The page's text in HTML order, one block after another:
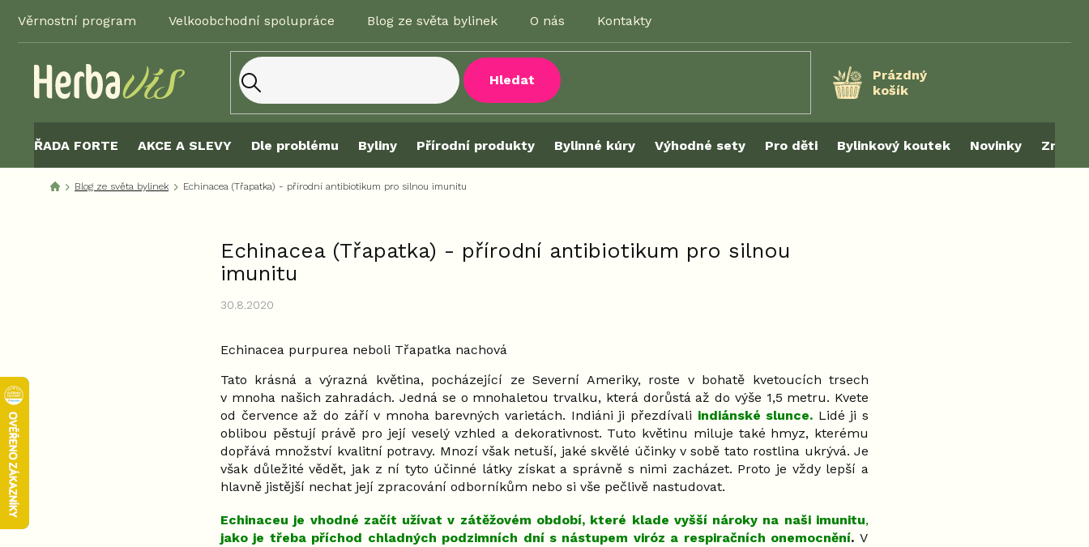
obsah
Věrnostní program Velkoobchodní spolupráce Blog ze světa bylinek O nás Kontakty
Hledat
NÁKUPNÍ
Prázdný
košík
ŘADA FORTE AKCE A SLEVY Dle problému Byliny Přírodní produkty Bylinné kúry Výhodné sety Pro děti Bylinkový koutek Novinky Značky
Blog ze světa bylinek Echinacea (Třapatka) - přírodní antibiotikum pro silnou imunitu
Echinacea (Třapatka) - přírodní antibiotikum pro silnou
imunitu
30.8.2020
Echinacea purpurea neboli Třapatka nachová
Tato krásná a výrazná květina, pocházející ze Severní Ameriky, roste v bohatě kvetoucích trsech
v mnoha našich zahradách. Jedná se o mnohaletou trvalku, která dorůstá až do výše 1,5 metru. Kvete
od července až do září v mnoha barevných varietách. Indiáni ji přezdívali indiánské slunce. Lidé ji s
oblibou pěstují právě pro její veselý vzhled a dekorativnost. Tuto květinu miluje také hmyz, kterému
dopřává množství kvalitní potravy. Mnozí však netuší, jaké skvělé účinky v sobě tato rostlina ukrývá. Je
však důležité vědět, jak z ní tyto účinné látky získat a správně s nimi zacházet. Proto je vždy lepší a
hlavně jistější nechat její zpracování odborníkům nebo si vše pečlivě nastudovat.
Echinaceu je vhodné začít užívat v zátěžovém období, které klade vyšší nároky na naši imunitu,
jako je třeba příchod chladných podzimních dní s nástupem viróz a respiračních onemocnění. V